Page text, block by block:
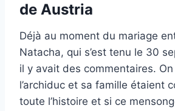
de Austria
Déjà au moment du mariage
Natacha, qui s’est tenu le 30
il y avait des commentaires.
l’archiduc et sa famille étaient
toute l’histoire et si ce